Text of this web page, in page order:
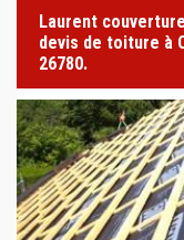
Laurent
devis de toiture à
26780.